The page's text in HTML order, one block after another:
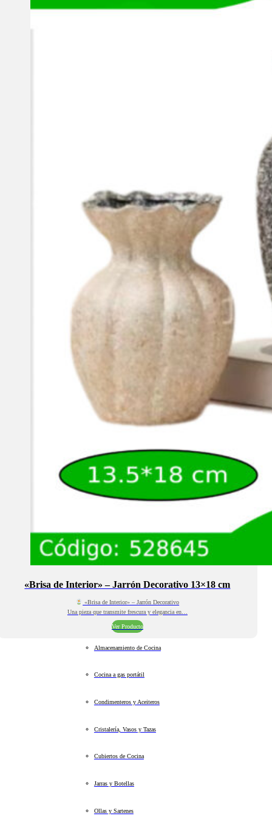
«Brisa de Interior» – Jarrón Decorativo 13×18 cm
«Brisa de Interior» – Jarrón Decorativo
Una pieza que transmite frescura y elegancia en…
Ver Producto
Almacenamiento de Cocina
Cocina a gas portátil
Condimenteros y Aceiteros
Cristalería, Vasos y Tazas
Cubiertos de Cocina
Jarras y Botellas
Ollas y Sartenes